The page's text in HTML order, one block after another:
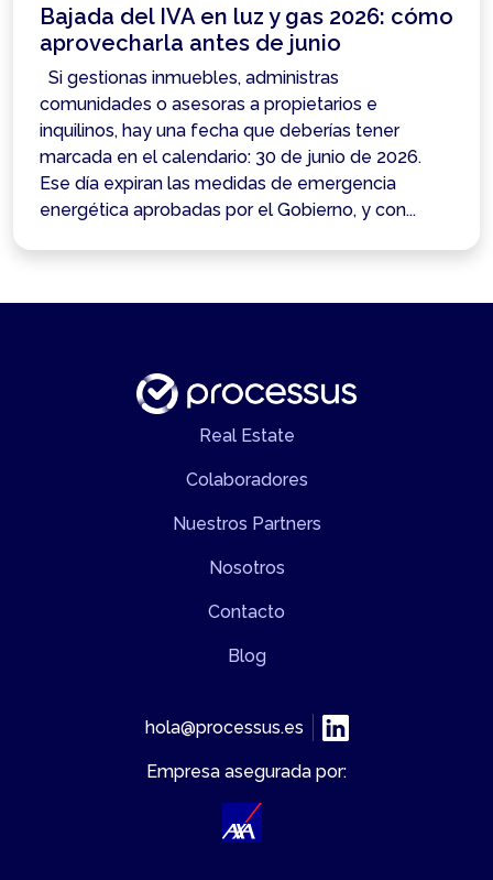
Bajada del IVA en luz y gas 2026: cómo
aprovecharla antes de junio
Si gestionas inmuebles, administras
comunidades o asesoras a propietarios e
inquilinos, hay una fecha que deberías tener
marcada en el calendario: 30 de junio de 2026.
Ese día expiran las medidas de emergencia
energética aprobadas por el Gobierno, y con...
Real Estate
Colaboradores
Nuestros Partners
Nosotros
Contacto
Blog
hola@processus.es
Empresa asegurada por: